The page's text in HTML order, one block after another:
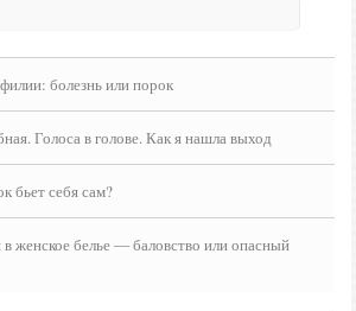
болезнь или порок
Голоса в голове. Как я нашла выход
бьет себя сам?
женское белье — баловство или опасный